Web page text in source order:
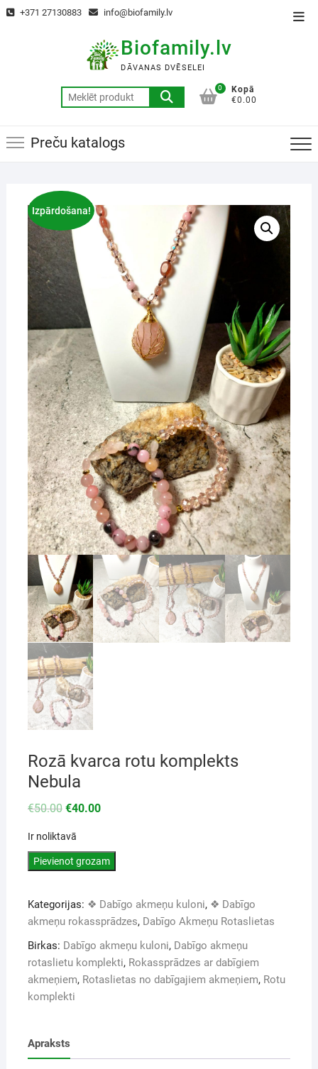
+371 27130883 info@biofamily.lv
Biofamily.lv
DĀVANAS DVĒSELEI
0
Kopā
€0.00
Preču katalogs
Izpārdošana!
Rozā kvarca rotu komplekts
Nebula
€50.00 €40.00
Ir noliktavā
Pievienot grozam
Kategorijas: ❖ Dabīgo akmeņu kuloni, ❖ Dabīgo
akmeņu rokassprādzes, Dabīgo Akmeņu Rotaslietas
Birkas: Dabīgo akmeņu kuloni, Dabīgo akmeņu
rotaslietu komplekti, Rokassprādzes ar dabīgiem
akmeņiem, Rotaslietas no dabīgajiem akmeņiem, Rotu
komplekti
Apraksts